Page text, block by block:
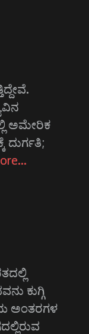
ಅಮೇರಿಕ
ದುರ್ಗತಿ;
ಕುಗ್ಗಿ
ಅಂತರಗಳ